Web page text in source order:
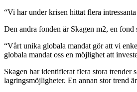
“Vi har under krisen hittat flera
Den andra fonden är Skagen m2, en
“Vårt unika globala mandat gör att vi
globala mandat oss en möjlighet att
Skagen har identifierat flera stora
lagringsmöjligheter. En annan stor trend